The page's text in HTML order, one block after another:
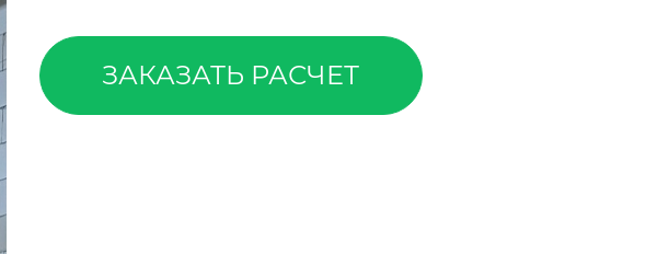
ЗАКАЗАТЬ РАСЧЕТ